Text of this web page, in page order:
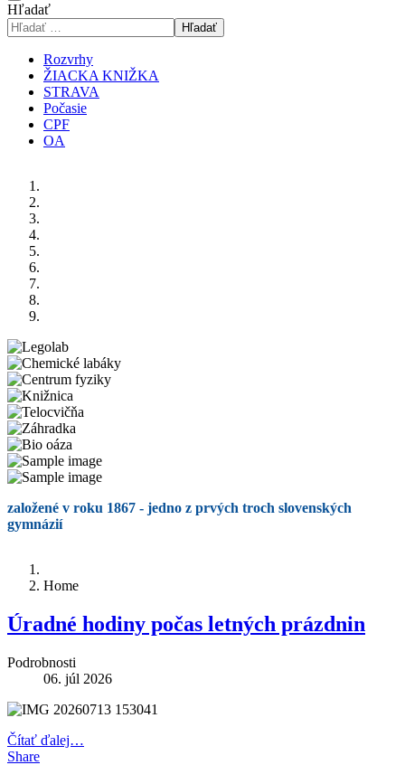
Hľadať
Hľadať
Rozvrhy
ŽIACKA KNIŽKA
STRAVA
Počasie
CPF
OA
založené v roku 1867 - jedno z prvých troch slovenských
gymnázií
Home
Úradné hodiny počas letných prázdnin
Podrobnosti
06. júl 2026
Čítať ďalej…
Share